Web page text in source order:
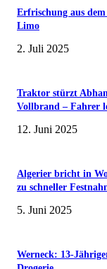
Erfrischung aus
Limo
2. Juli 2025
Traktor stürzt
Vollbrand – Fahrer
12. Juni 2025
Algerier bricht in
zu schneller
5. Juni 2025
Werneck: 13-